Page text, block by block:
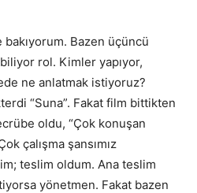
Bazen üçüncü
rol. Kimler yapıyor,
ne anlatmak istiyoruz?
“Suna”. Fakat film bittikten
oldu, “Çok konuşan
çalışma şansımız
teslim oldum. Ana teslim
yönetmen. Fakat bazen